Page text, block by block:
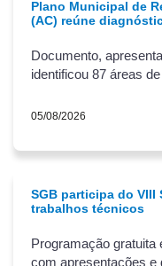
Plano Municipal de
(AC) reúne
Documento,
identificou 87 áreas
05/08/2026
SGB participa do VIII
trabalhos técnicos
Programação gratuita
com apresentações e